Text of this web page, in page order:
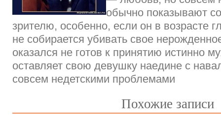
обычно показывают
зрителю, особенно, если он в возрасте
не собирается убивать свое
оказался не готов к принятию истинно
оставляет свою девушку наедине с
совсем недетскими проблемами
Похожие записи